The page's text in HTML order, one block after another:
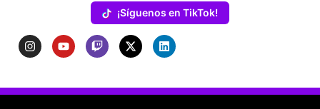
¡Síguenos en TikTok!